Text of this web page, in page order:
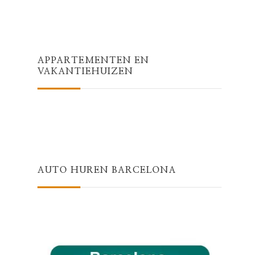
APPARTEMENTEN EN
VAKANTIEHUIZEN
AUTO HUREN BARCELONA